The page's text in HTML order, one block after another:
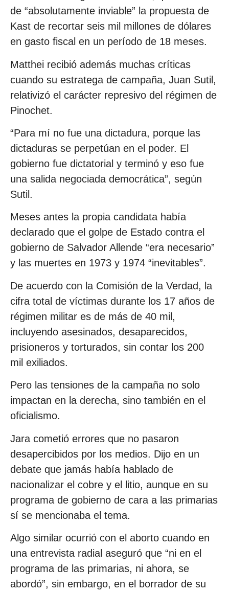
de “absolutamente inviable” la propuesta de
Kast de recortar seis mil millones de dólares
en gasto fiscal en un período de 18 meses.
Matthei recibió además muchas críticas
cuando su estratega de campaña, Juan Sutil,
relativizó el carácter represivo del régimen de
Pinochet.
“Para mí no fue una dictadura, porque las
dictaduras se perpetúan en el poder. El
gobierno fue dictatorial y terminó y eso fue
una salida negociada democrática”, según
Sutil.
Meses antes la propia candidata había
declarado que el golpe de Estado contra el
gobierno de Salvador Allende “era necesario”
y las muertes en 1973 y 1974 “inevitables”.
De acuerdo con la Comisión de la Verdad, la
cifra total de víctimas durante los 17 años de
régimen militar es de más de 40 mil,
incluyendo asesinados, desaparecidos,
prisioneros y torturados, sin contar los 200
mil exiliados.
Pero las tensiones de la campaña no solo
impactan en la derecha, sino también en el
oficialismo.
Jara cometió errores que no pasaron
desapercibidos por los medios. Dijo en un
debate que jamás había hablado de
nacionalizar el cobre y el litio, aunque en su
programa de gobierno de cara a las primarias
sí se mencionaba el tema.
Algo similar ocurrió con el aborto cuando en
una entrevista radial aseguró que “ni en el
programa de las primarias, ni ahora, se
abordó”, sin embargo, en el borrador de su